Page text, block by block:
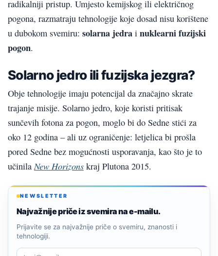
radikalniji pristup. Umjesto kemijskog ili električnog
pogona, razmatraju tehnologije koje dosad nisu korištene
u dubokom svemiru: solarna jedra i nuklearni fuzijski
pogon.
Solarno jedro ili fuzijska jezgra?
Obje tehnologije imaju potencijal da značajno skrate
trajanje misije. Solarno jedro, koje koristi pritisak
sunčevih fotona za pogon, moglo bi do Sedne stići za
oko 12 godina – ali uz ograničenje: letjelica bi prošla
pored Sedne bez mogućnosti usporavanja, kao što je to
učinila New Horizons kraj Plutona 2015.
NEWSLETTER
Najvažnije priče iz svemira na e-mailu.
Prijavite se za najvažnije priče o svemiru, znanosti i
tehnologiji.